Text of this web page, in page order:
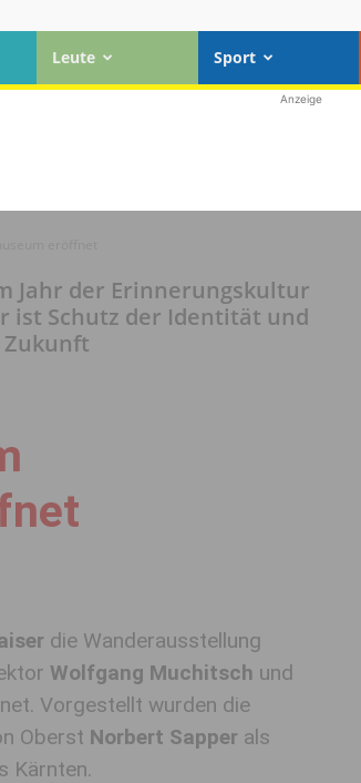
Leute Sport
Anzeige
Jahr der Erinnerungskultur
ist Schutz der Identität und
die Wanderausstellung
Wolfgang Muchitsch und
Vorgestellt wurden die
Oberst Norbert Sapper als
Kärnten.